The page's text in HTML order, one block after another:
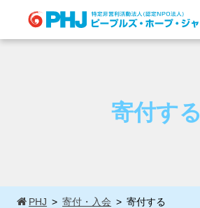
content
寄付する
PHJ 寄付・入会 寄付する